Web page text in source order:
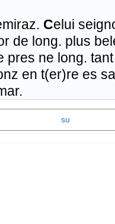
Celui
de long. plus
ne long.
en t(er)re es
su